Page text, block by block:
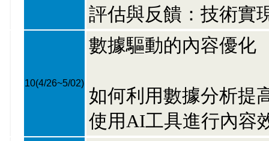
評估與反饋：技術實
10(4/26~5/02)
數據驅動的內容優化
如何利用數據分析提
使用AI工具進行內容